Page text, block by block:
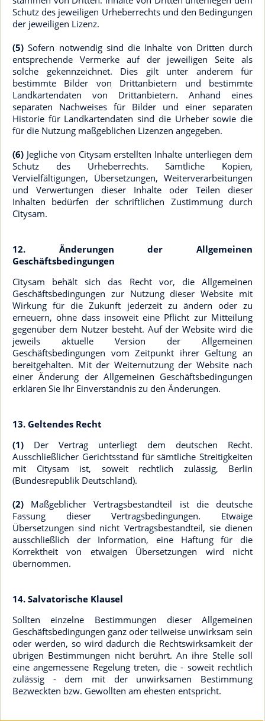
Schutz des jeweiligen Urheberrechts und den Bedingungen
der jeweiligen Lizenz.
(5) Sofern notwendig sind die Inhalte von Dritten durch
entsprechende Vermerke auf der jeweiligen Seite als
solche gekennzeichnet. Dies gilt unter anderem für
bestimmte Bilder von Drittanbietern und bestimmte
Landkartendaten von Drittanbietern. Anhand eines
separaten Nachweises für Bilder und einer separaten
Historie für Landkartendaten sind die Urheber sowie die
für die Nutzung maßgeblichen Lizenzen angegeben.
(6) Jegliche von Citysam erstellten Inhalte unterliegen dem
Schutz des Urheberrechts. Sämtliche Kopien,
Vervielfältigungen, Übersetzungen, Weiterverarbeitungen
und Verwertungen dieser Inhalte oder Teilen dieser
Inhalten bedürfen der schriftlichen Zustimmung durch
Citysam.
12. Änderungen der Allgemeinen
Geschäftsbedingungen
Citysam behält sich das Recht vor, die Allgemeinen
Geschäftsbedingungen zur Nutzung dieser Website mit
Wirkung für die Zukunft jederzeit zu ändern oder zu
erneuern, ohne dass insoweit eine Pflicht zur Mitteilung
gegenüber dem Nutzer besteht. Auf der Website wird die
jeweils aktuelle Version der Allgemeinen
Geschäftsbedingungen vom Zeitpunkt ihrer Geltung an
bereitgehalten. Mit der Weiternutzung der Website nach
einer Änderung der Allgemeinen Geschäftsbedingungen
erklären Sie Ihr Einverständnis zu den Änderungen.
13. Geltendes Recht
(1) Der Vertrag unterliegt dem deutschen Recht.
Ausschließlicher Gerichtsstand für sämtliche Streitigkeiten
mit Citysam ist, soweit rechtlich zulässig, Berlin
(Bundesrepublik Deutschland).
(2) Maßgeblicher Vertragsbestandteil ist die deutsche
Fassung dieser Vertragsbedingungen. Etwaige
Übersetzungen sind nicht Vertragsbestandteil, sie dienen
ausschließlich der Information, eine Haftung für die
Korrektheit von etwaigen Übersetzungen wird nicht
übernommen.
14. Salvatorische Klausel
Sollten einzelne Bestimmungen dieser Allgemeinen
Geschäftsbedingungen ganz oder teilweise unwirksam sein
oder werden, so wird dadurch die Rechtswirksamkeit der
übrigen Bestimmungen nicht berührt. An ihre Stelle soll
eine angemessene Regelung treten, die - soweit rechtlich
zulässig - dem mit der unwirksamen Bestimmung
Bezweckten bzw. Gewollten am ehesten entspricht.